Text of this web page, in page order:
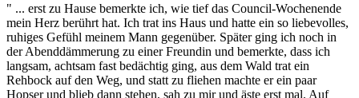
" ... erst zu Hause bemerkte ich, wie tief das Council-Wochenende
mein Herz berührt hat. Ich trat ins Haus und hatte ein so liebevolles,
ruhiges Gefühl meinem Mann gegenüber. Später ging ich noch in
der Abenddämmerung zu einer Freundin und bemerkte, dass ich
langsam, achtsam fast bedächtig ging, aus dem Wald trat ein
Rehbock auf den Weg, und statt zu fliehen machte er ein paar
Hopser und blieb dann stehen, sah zu mir und äste erst mal. Auf